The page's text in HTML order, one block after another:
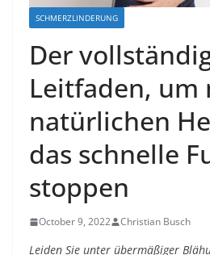
SCHMERZLINDERUNG
Der
Leitfaden, um
natürlichen
das schnelle
stoppen
October 9, 2022 Christian Busch
Leiden Sie unter übermäßiger